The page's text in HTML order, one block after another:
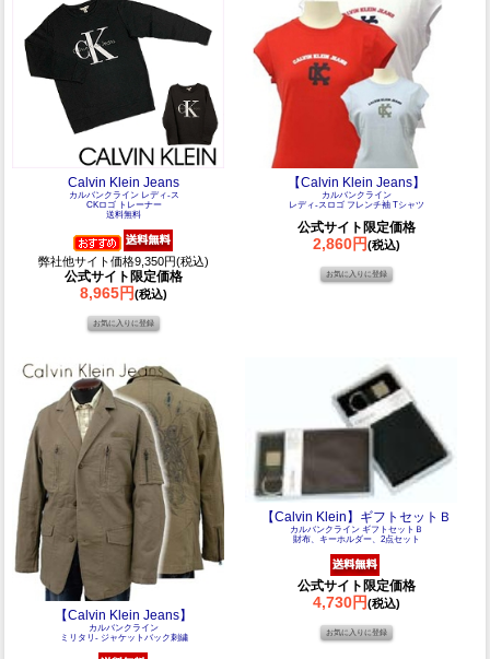
Calvin Klein Jeans
カルバンクライン レディ-ス
CKロゴ トレーナー
送料無料
弊社他サイト価格9,350円(税込)
公式サイト限定価格
8,965円(税込)
【Calvin Klein Jeans】
カルバンクライン
レディ-スロゴ フレンチ袖 Tシャツ
公式サイト限定価格
2,860円(税込)
【Calvin Klein Jeans】
カルバンクライン
ミリタリ- ジャケットバック刺繍
【Calvin Klein】ギフトセットＢ
カルバンクライン ギフトセットＢ
財布、キーホルダー、2点セット
公式サイト限定価格
4,730円(税込)